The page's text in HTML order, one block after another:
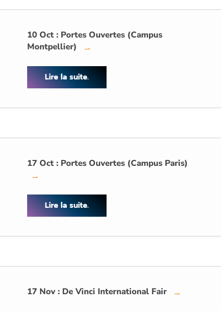
10 Oct : Portes Ouvertes (Campus
Montpellier)
→
Lire la suite.
17 Oct : Portes Ouvertes (Campus Paris)
→
Lire la suite.
17 Nov : De Vinci International Fair →